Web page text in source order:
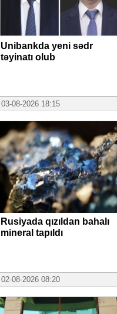
Unibankda yeni sədr
təyinatı olub
03-08-2026 18:15
Rusiyada qızıldan bahalı
mineral tapıldı
02-08-2026 08:20